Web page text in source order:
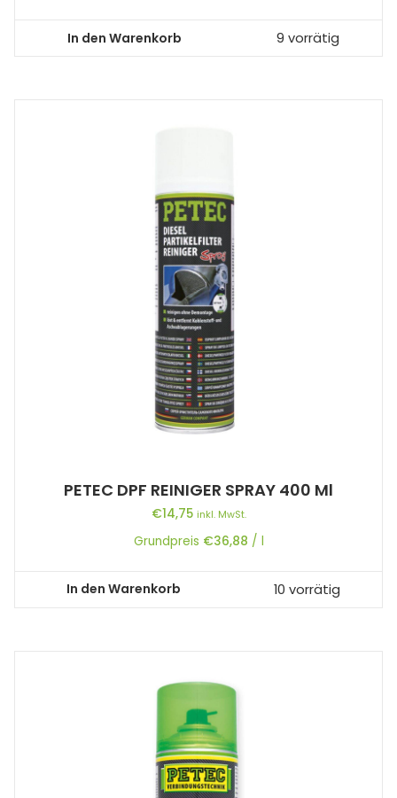
In den Warenkorb 9 vorrätig
PETEC DPF REINIGER SPRAY 400 Ml
€14,75 inkl. MwSt.
Grundpreis €36,88 / l
In den Warenkorb 10 vorrätig